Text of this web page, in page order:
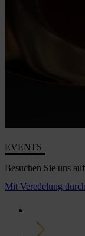
EVENTS
Besuchen Sie uns
Mit Veredelung